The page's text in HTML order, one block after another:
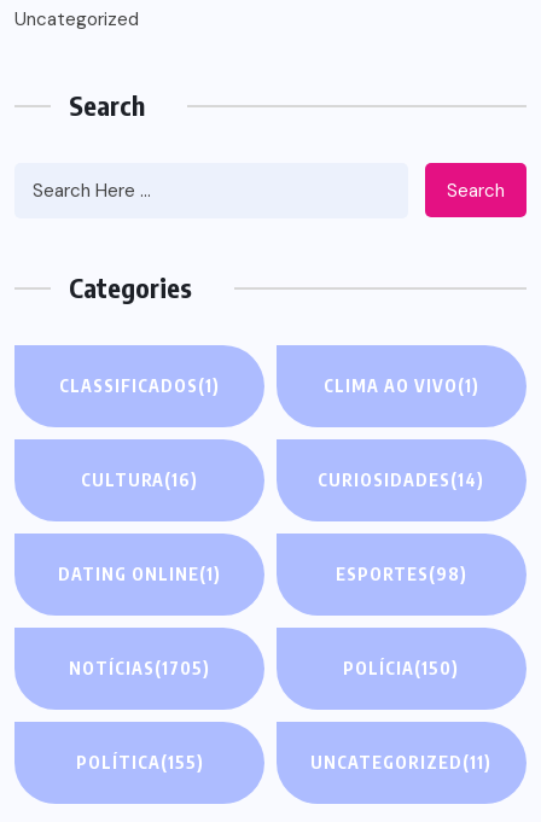
Uncategorized
Search
Search
Categories
CLASSIFICADOS(1) CLIMA AO VIVO(1)
CULTURA(16) CURIOSIDADES(14)
DATING ONLINE(1) ESPORTES(98)
NOTÍCIAS(1705) POLÍCIA(150)
POLÍTICA(155) UNCATEGORIZED(11)